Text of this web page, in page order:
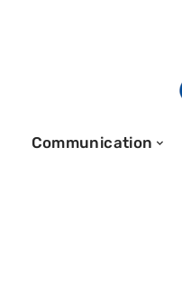
Communication